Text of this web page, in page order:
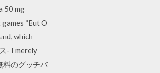
50 mg
“But O
which
- I merely
料のグッチバ